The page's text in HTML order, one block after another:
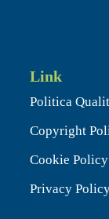
Link
Politica
Copyright
Cookie Policy
Privacy